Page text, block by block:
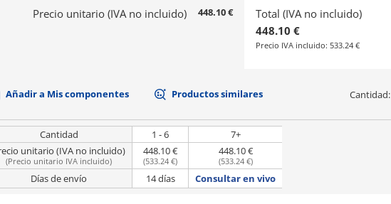
Precio unitario (IVA no incluido) 448.10 €
Total (IVA no incluido)
448.10 €
Precio IVA incluido: 533.24 €
Añadir a Mis componentes Productos similares Cantidad:
Cantidad 1 - 6
7+
unitario (IVA no incluido)
(Precio unitario IVA incluido)
448.10 €
(533.24 €)
448.10 €
(533.24 €)
Días de envío 14 días Consultar en vivo